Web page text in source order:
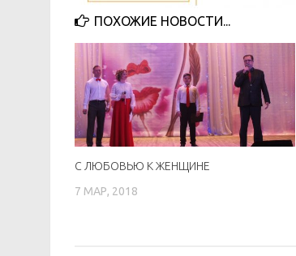
ПОХОЖИЕ НОВОСТИ...
С ЛЮБОВЬЮ К ЖЕНЩИНЕ
7 МАР, 2018